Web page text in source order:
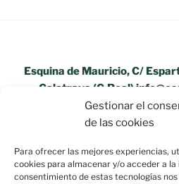
Gestionar el
de las cookies
Para ofrecer las mejores experiencias,
cookies para almacenar y/o acceder a
consentimiento de estas tecnologías
Esquina de Mauricio, C/
Calatrava (C.Real)
«Aviso Legal»